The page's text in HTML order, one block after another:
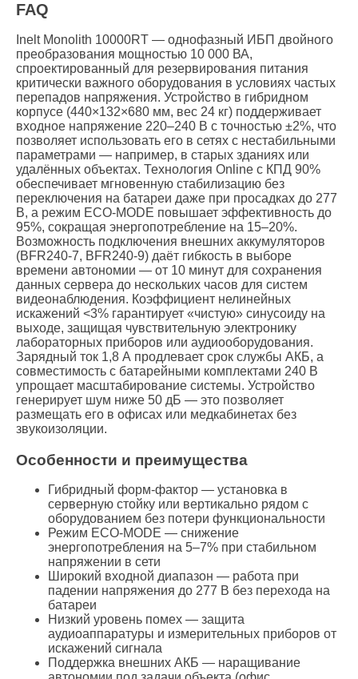
FAQ
Inelt Monolith 10000RT — однофазный ИБП двойного
преобразования мощностью 10 000 ВА,
спроектированный для резервирования питания
критически важного оборудования в условиях частых
перепадов напряжения. Устройство в гибридном
корпусе (440×132×680 мм, вес 24 кг) поддерживает
входное напряжение 220–240 В с точностью ±2%, что
позволяет использовать его в сетях с нестабильными
параметрами — например, в старых зданиях или
удалённых объектах. Технология Online с КПД 90%
обеспечивает мгновенную стабилизацию без
переключения на батареи даже при просадках до 277
В, а режим ECO-MODE повышает эффективность до
95%, сокращая энергопотребление на 15–20%.
Возможность подключения внешних аккумуляторов
(BFR240-7, BFR240-9) даёт гибкость в выборе
времени автономии — от 10 минут для сохранения
данных сервера до нескольких часов для систем
видеонаблюдения. Коэффициент нелинейных
искажений <3% гарантирует «чистую» синусоиду на
выходе, защищая чувствительную электронику
лабораторных приборов или аудиооборудования.
Зарядный ток 1,8 А продлевает срок службы АКБ, а
совместимость с батарейными комплектами 240 В
упрощает масштабирование системы. Устройство
генерирует шум ниже 50 дБ — это позволяет
размещать его в офисах или медкабинетах без
звукоизоляции.
Особенности и преимущества
Гибридный форм-фактор — установка в
серверную стойку или вертикально рядом с
оборудованием без потери функциональности
Режим ECO-MODE — снижение
энергопотребления на 5–7% при стабильном
напряжении в сети
Широкий входной диапазон — работа при
падении напряжения до 277 В без перехода на
батареи
Низкий уровень помех — защита
аудиоаппаратуры и измерительных приборов от
искажений сигнала
Поддержка внешних АКБ — наращивание